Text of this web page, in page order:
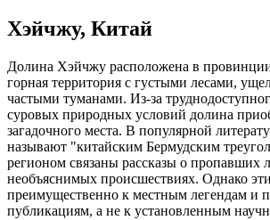
Хэйчжу, Китай
Долина Хэйчжу расположена в
горная территория с густыми лесами,
частыми туманами. Из-за
суровых природных условий долина
загадочного места. В популярной
называют "китайским Бермудским
регионом связаны рассказы о пропавших
необъяснимых происшествиях. Однако
преимущественно к местным легендам и
публикациям, а не к установленным